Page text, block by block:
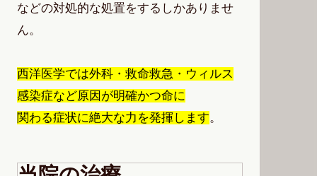
などの対処的な処置をするしかありませ
ん。
西洋医学では外科・救命救急・ウィルス
感染症など原因が明確かつ命に
関わる症状に絶大な力を発揮します。